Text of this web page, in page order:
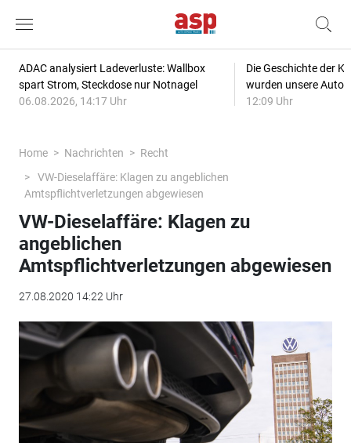
ADAC analysiert Ladeverluste: Wallbox
spart Strom, Steckdose nur Notnagel
06.08.2026, 14:17 Uhr
Die Geschichte der
wurden unsere
12:09 Uhr
Home Nachrichten
Recht
VW-Dieselaffäre: Klagen zu angeblichen
Amtspflichtverletzungen abgewiesen
VW-Dieselaffäre: Klagen zu
angeblichen
Amtspflichtverletzungen abgewiesen
27.08.2020 14:22 Uhr